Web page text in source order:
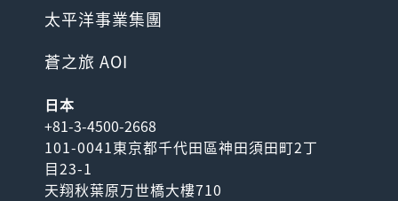
太平洋事業集團
蒼之旅 AOI
日本
+81-3-4500-2668
101-0041東京都千代田區神田須田町2丁
目23-1
天翔秋葉原万世橋大樓710